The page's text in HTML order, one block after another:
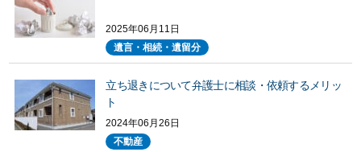
2025年06月11日
遺言・相続・遺留分
立ち退きについて弁護士に相談・依頼するメリッ
ト
2024年06月26日
不動産